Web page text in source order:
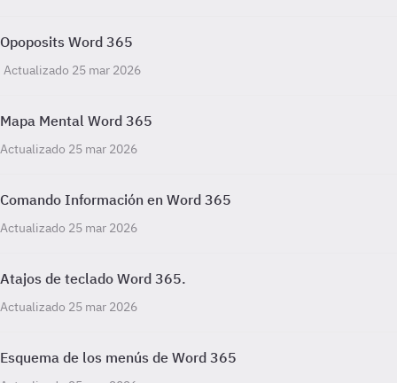
Opoposits Word 365
Actualizado 25 mar 2026
Mapa Mental Word 365
Actualizado 25 mar 2026
Comando Información en Word 365
Actualizado 25 mar 2026
Atajos de teclado Word 365.
Actualizado 25 mar 2026
Esquema de los menús de Word 365